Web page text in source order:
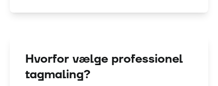
Hvorfor vælge professionel
tagmaling?